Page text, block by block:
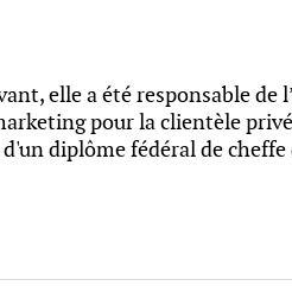
elle a été responsable de
pour la clientèle
diplôme fédéral de